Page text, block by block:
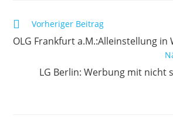
Weitere
ansehen
Vorheriger Beitrag
OLG Frankfurt a.M.:Alleinstellung in
LG Berlin: Werbung mit nicht